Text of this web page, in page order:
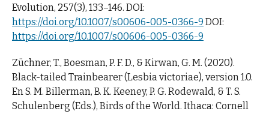
Evolution, 257(3), 133–146. DOI:
https://doi.org/10.1007/s00606-005-0366-9 DOI:
https://doi.org/10.1007/s00606-005-0366-9
Züchner, T., Boesman, P. F. D., & Kirwan, G. M. (2020).
Black-tailed Trainbearer (Lesbia victoriae), version 1.0.
En S. M. Billerman, B. K. Keeney, P. G. Rodewald, & T. S.
Schulenberg (Eds.), Birds of the World. Ithaca: Cornell